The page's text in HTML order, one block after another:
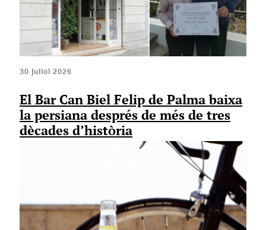
30 juliol 2026
El Bar Can Biel Felip de Palma baixa
la persiana després de més de tres
dècades d’història